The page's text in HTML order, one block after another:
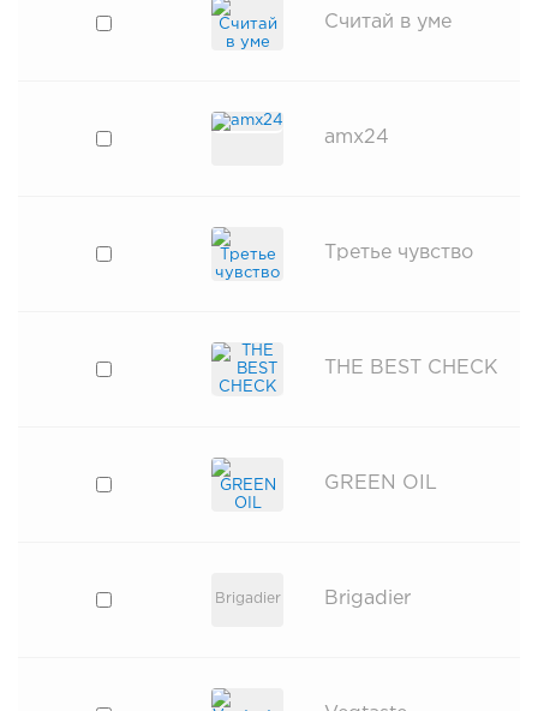
Считай в уме
amx24
Третье чувство
THE BEST CHECK
GREEN OIL
Brigadier Brigadier